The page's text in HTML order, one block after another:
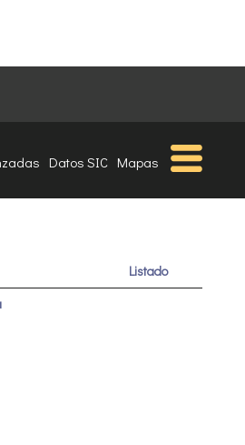
Datos SIC Mapas
Listado